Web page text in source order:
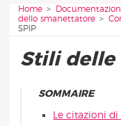
Vous êtes ici :
Home
dello smanettatore
SPIP
Stili delle
SOMMAIRE
Le citazioni di